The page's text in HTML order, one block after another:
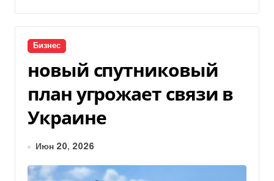
Бизнес
новый спутниковый
план угрожает связи в
Украине
Июн 20, 2026